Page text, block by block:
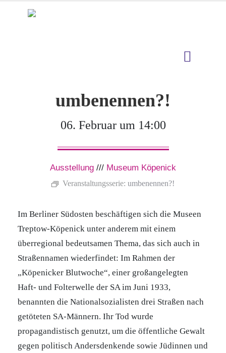
umbenennen?!
06. Februar um 14:00
Ausstellung /// Museum Köpenick
Veranstaltungsserie: umbenennen?!
Im Berliner Südosten beschäftigen sich die Museen
Treptow-Köpenick unter anderem mit einem
überregional bedeutsamen Thema, das sich auch in
Straßennamen wiederfindet: Im Rahmen der
„Köpenicker Blutwoche“, einer großangelegten
Haft- und Folterwelle der SA im Juni 1933,
benannten die Nationalsozialisten drei Straßen nach
getöteten SA-Männern. Ihr Tod wurde
propagandistisch genutzt, um die öffentliche Gewalt
gegen politisch Andersdenkende sowie Jüdinnen und